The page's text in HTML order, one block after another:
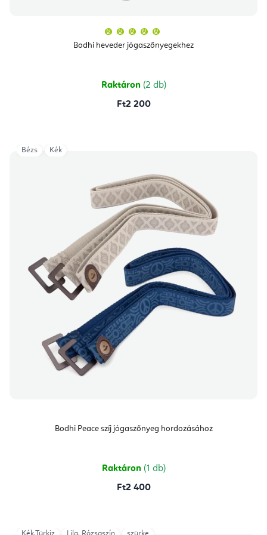
Bodhi heveder jógaszőnyegekhez
átlagos
értékelése
csillag.
Raktáron (2 db)
Ft2 200
Bodhi Peace szíj jógaszőnyeg hordozásához
Raktáron (1 db)
Ft2 400
Bézs Kék